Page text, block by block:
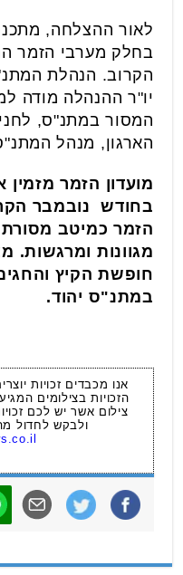
לאור ההצלחה,
בחלק מערבי הזמר
הקרוב. הנהלת
יו"ר ההנהלה מודה
המסור במתנ"ס,
הארגון, מנהל
מועדון הזמר
בחודש נובמבר
הזמר כמיטב
מגוונות ומרגשות.
חופשת הקיץ
במתנ"ס יהוד.
אנו מכבדים זכויות
הזכויות בצילומים
צילום אשר יש לכם
ולבקש לחדול